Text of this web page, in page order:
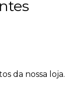
da nossa loja.